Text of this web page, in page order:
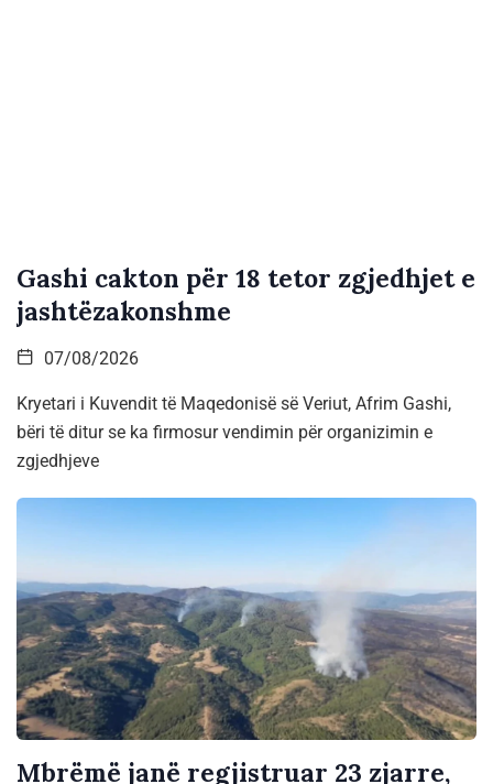
Gashi cakton për 18 tetor zgjedhjet e
jashtëzakonshme
07/08/2026
Kryetari i Kuvendit të Maqedonisë së Veriut, Afrim Gashi,
bëri të ditur se ka firmosur vendimin për organizimin e
zgjedhjeve
Mbrëmë janë regjistruar 23 zjarre,